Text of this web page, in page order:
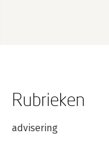
Rubrieken
advisering